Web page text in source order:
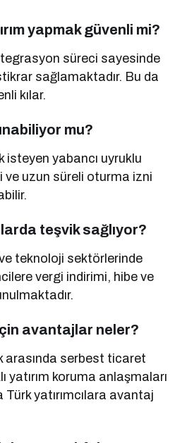
yapmak güvenli mi?
süreci sayesinde
sağlamaktadır. Bu da
kılar.
mu?
isteyen yabancı uyruklu
ve uzun süreli oturma izni
teşvik sağlıyor?
teknoloji sektörlerinde
vergi indirimi, hibe ve
avantajlar neler?
arasında serbest ticaret
yatırım koruma anlaşmaları
Türk yatırımcılara avantaj